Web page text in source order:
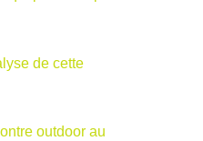
de cette
outdoor au